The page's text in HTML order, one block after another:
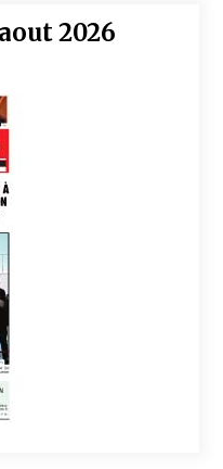
2026